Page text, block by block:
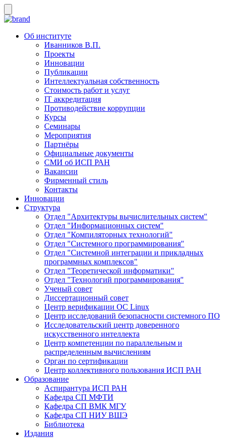
Об институте
Иванников В.П.
Проекты
Инновации
Публикации
Интеллектуальная собственность
Стоимость работ и услуг
IT аккредитация
Противодействие коррупции
Курсы
Семинары
Мероприятия
Партнёры
Официальные документы
СМИ об ИСП РАН
Вакансии
Фирменный стиль
Контакты
Инновации
Структура
Отдел "Архитектуры вычислительных систем"
Отдел "Информационных систем"
Отдел "Компиляторных технологий"
Отдел "Системного программирования"
Отдел "Системной интеграции и прикладных
программных комплексов"
Отдел "Теоретической информатики"
Отдел "Технологий программирования"
Ученый совет
Диссертационный совет
Центр верификации ОС Linux
Центр исследований безопасности системного ПО
Исследовательский центр доверенного
искусственного интеллекта
Центр компетенции по параллельным и
распределенным вычислениям
Орган по сертификации
Центр коллективного пользования ИСП РАН
Образование
Аспирантура ИСП РАН
Кафедра СП МФТИ
Кафедра СП ВМК МГУ
Кафедра СП НИУ ВШЭ
Библиотека
Издания